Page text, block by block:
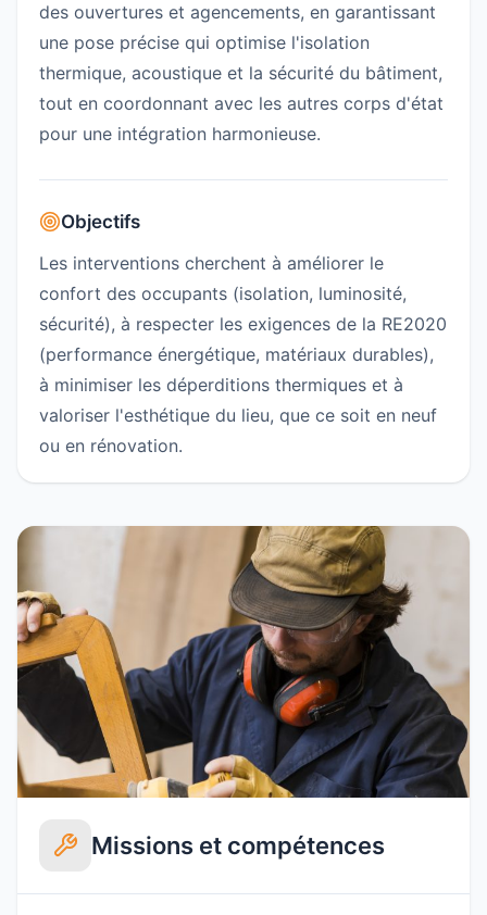
des ouvertures et agencements, en garantissant
une pose précise qui optimise l'isolation
thermique, acoustique et la sécurité du bâtiment,
tout en coordonnant avec les autres corps d'état
pour une intégration harmonieuse.
Objectifs
Les interventions cherchent à améliorer le
confort des occupants (isolation, luminosité,
sécurité), à respecter les exigences de la RE2020
(performance énergétique, matériaux durables),
à minimiser les déperditions thermiques et à
valoriser l'esthétique du lieu, que ce soit en neuf
ou en rénovation.
Missions et compétences